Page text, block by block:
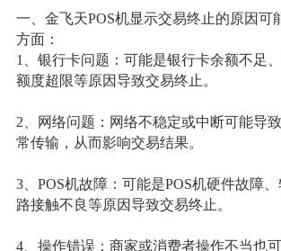
一、金飞天POS机显示交易终止的原因可
方面：
1、银行卡问题：可能是银行卡余额不足
额度超限等原因导致交易终止。
2、网络问题：网络不稳定或中断可能导
常传输，从而影响交易结果。
3、POS机故障：可能是POS机硬件故障
路接触不良等原因导致交易终止。
4、操作错误：商家或消费者操作不当也